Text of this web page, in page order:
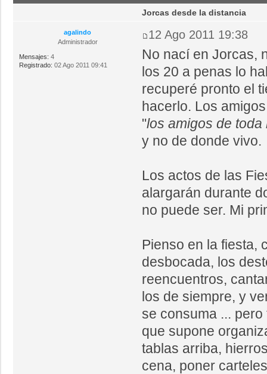
agalindo
Administrador
Mensajes: 4
Registrado: 02 Ago 2011 09:41
Jorcas desde la distancia
12 Ago 2011 19:38
No nací en Jorcas,
los 20 a penas lo
recuperé pronto el
hacerlo. Los
"los amigos de toda
y no de donde vivo.
Los actos de las
alargarán durante
no puede ser. Mi
Pienso en la fiesta,
desbocada, los
reencuentros,
los de siempre, y
se consuma ...
que supone
tablas arriba,
cena, poner